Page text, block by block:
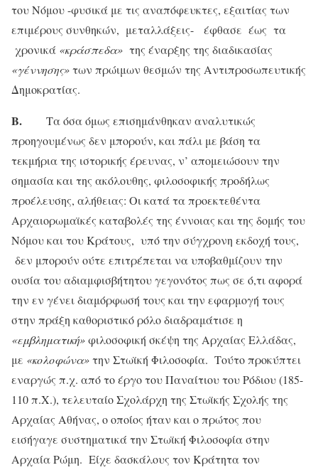
του Νόμου -φυσικά με τις αναπόφευκτες, εξαιτίας των
επιμέρους συνθηκών, μεταλλάξεις- έφθασε έως τα
χρονικά «κράσπεδα» της έναρξης της διαδικασίας
«γέννησης»των πρώιμων θεσμών της Αντιπροσωπευτικής
Δημοκρατίας.
Β. Τα όσα όμως επισημάνθηκαν αναλυτικώς
προηγουμένως δεν μπορούν, και πάλι με βάση τα
τεκμήρια της ιστορικής έρευνας, ν’ απομειώσουν την
σημασία και της ακόλουθης, φιλοσοφικής προδήλως
προέλευσης, αλήθειας: Οι κατά τα προεκτεθέντα
Αρχαιορωμαϊκές καταβολές της έννοιας και της δομής του
Νόμου και του Κράτους, υπό την σύγχρονη εκδοχή τους,
δεν μπορούν ούτε επιτρέπεται να υποβαθμίζουν την
ουσία του αδιαμφισβήτητου γεγονότος πως σε ό,τι αφορά
την εν γένει διαμόρφωσή τους και την εφαρμογή τους
στην πράξη καθοριστικό ρόλο διαδραμάτισε η
«εμβληματική»φιλοσοφική σκέψη της Αρχαίας Ελλάδας,
με «κολοφώνα»την Στωϊκή Φιλοσοφία. Τούτο προκύπτει
εναργώς π.χ. από το έργο του Παναίτιου του Ρόδιου (185-
110 π.Χ.), τελευταίο Σχολάρχη της Στωϊκής Σχολής της
Αρχαίας Αθήνας, ο οποίος ήταν και ο πρώτος που
εισήγαγε συστηματικά την Στωϊκή Φιλοσοφία στην
Αρχαία Ρώμη. Είχε δασκάλους τον Κράτητα τον